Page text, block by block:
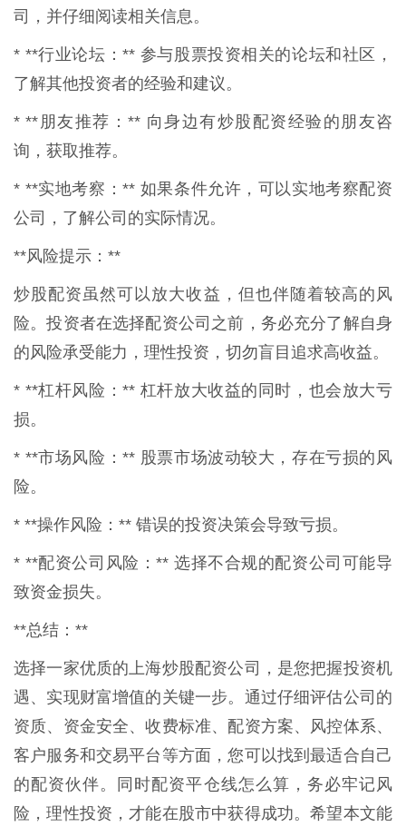
司，并仔细阅读相关信息。
* **行业论坛：** 参与股票投资相关的论坛和社区，
了解其他投资者的经验和建议。
* **朋友推荐：** 向身边有炒股配资经验的朋友咨
询，获取推荐。
* **实地考察：** 如果条件允许，可以实地考察配资
公司，了解公司的实际情况。
**风险提示：**
炒股配资虽然可以放大收益，但也伴随着较高的风
险。投资者在选择配资公司之前，务必充分了解自身
的风险承受能力，理性投资，切勿盲目追求高收益。
* **杠杆风险：** 杠杆放大收益的同时，也会放大亏
损。
* **市场风险：** 股票市场波动较大，存在亏损的风
险。
* **操作风险：** 错误的投资决策会导致亏损。
* **配资公司风险：** 选择不合规的配资公司可能导
致资金损失。
**总结：**
选择一家优质的上海炒股配资公司，是您把握投资机
遇、实现财富增值的关键一步。通过仔细评估公司的
资质、资金安全、收费标准、配资方案、风控体系、
客户服务和交易平台等方面，您可以找到最适合自己
的配资伙伴。同时配资平仓线怎么算，务必牢记风
险，理性投资，才能在股市中获得成功。希望本文能